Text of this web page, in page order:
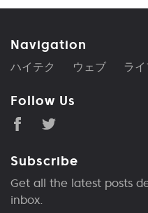
Navigation
ハイテク ウェブ ライ
Follow Us
Subscribe
Get all the latest posts
inbox.